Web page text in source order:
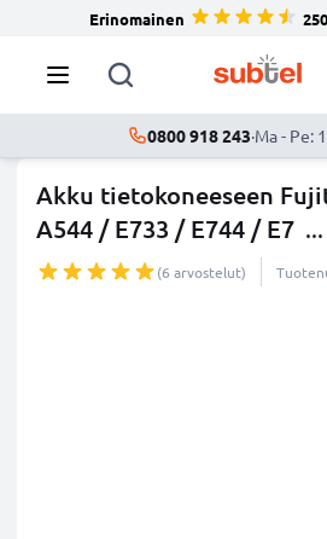
Erinomainen
0800 918 243·Ma - Pe:
Akku tietokoneeseen
A544 / E733 / E744 / E7 ...
(6 arvostelut)